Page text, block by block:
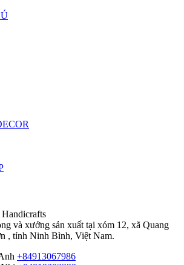
và xưởng sản xuất tại xóm 12, xã Quang
, tỉnh Ninh Bình, Việt Nam.
+84913067986